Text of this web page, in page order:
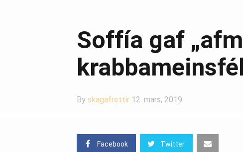
Soffía gaf
By skagafrettir 12. mars, 2019
Facebook Twitter